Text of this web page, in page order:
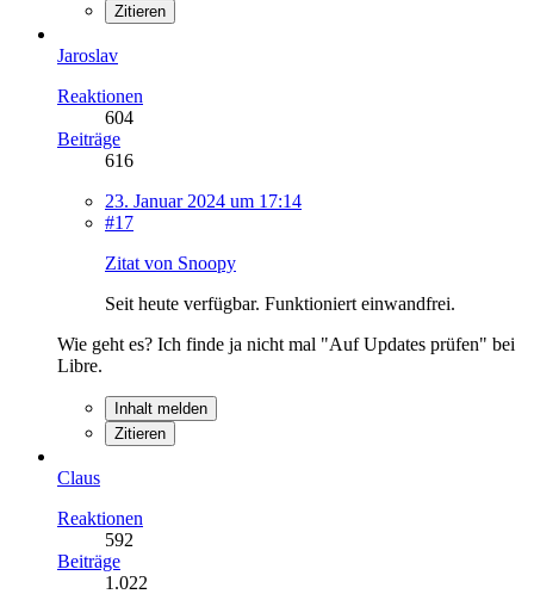
Zitieren
Jaroslav
Reaktionen
604
Beiträge
616
23. Januar 2024 um 17:14
#17
Zitat von Snoopy
Seit heute verfügbar. Funktioniert einwandfrei.
Wie geht es? Ich finde ja nicht mal "Auf Updates prüfen" bei
Libre.
Inhalt melden
Zitieren
Claus
Reaktionen
592
Beiträge
1.022